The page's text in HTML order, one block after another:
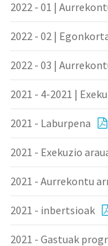
2022 - 01 |
2022 - 02 |
2022 - 03 |
2021 - 4-2021 |
2021 - Laburpena
2021 - Exekuzio
2021 - Aurrekontu
2021 - inbertsioak
2021 - Gastuak